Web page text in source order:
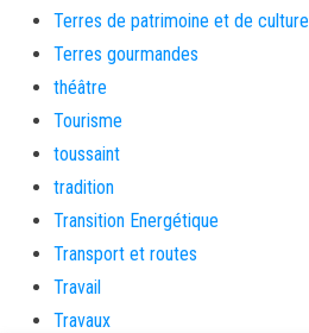
Terres de patrimoine et de culture
Terres gourmandes
théâtre
Tourisme
toussaint
tradition
Transition Energétique
Transport et routes
Travail
Travaux